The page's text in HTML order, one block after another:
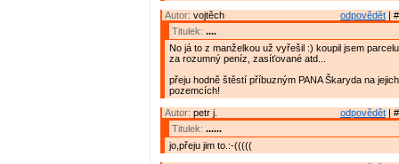
odpovědět |
Autor: vojtěch
Titulek: ....
No já to z manželkou už vyřešil :) koupil jsem
za rozumný peníz, zasíťované atd...
přeju hodně štěstí příbuzným PANA Škaryda na
pozemcích!
odpovědět |
Autor: petr j.
Titulek: ......
jo,přeju jim to.:-(((((